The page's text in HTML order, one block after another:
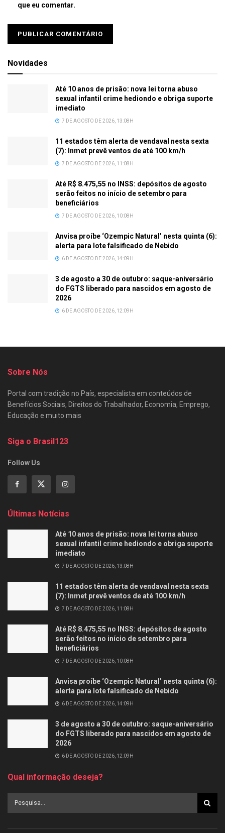
que eu comentar.
Novidades
Até 10 anos de prisão: nova lei torna abuso
sexual infantil crime hediondo e obriga suporte
imediato
7 DE AGOSTO DE 2026, 13:08H
11 estados têm alerta de vendaval nesta sexta
(7): Inmet prevê ventos de até 100 km/h
7 DE AGOSTO DE 2026, 11:08H
Até R$ 8.475,55 no INSS: depósitos de agosto
serão feitos no início de setembro para
beneficiários
7 DE AGOSTO DE 2026, 10:08H
Anvisa proíbe ‘Ozempic Natural’ nesta quinta (6):
alerta para lote falsificado de Nebido
6 DE AGOSTO DE 2026, 14:09H
3 de agosto a 30 de outubro: saque-aniversário
do FGTS liberado para nascidos em agosto de
2026
6 DE AGOSTO DE 2026, 12:09H
Sobre Nós
Portal com tradição no País, especialista em conteúdos de
Benefícios Sociais, Direitos do Trabalhador, Economia, Emprego,
Educação e muito mais
Siga o Brasil123
Follow Us
Últimas Notícias
Até 10 anos de prisão: nova lei torna abuso
sexual infantil crime hediondo e obriga suporte
imediato
7 DE AGOSTO DE 2026, 13:08H
11 estados têm alerta de vendaval nesta sexta
(7): Inmet prevê ventos de até 100 km/h
7 DE AGOSTO DE 2026, 11:08H
Até R$ 8.475,55 no INSS: depósitos de agosto
serão feitos no início de setembro para
beneficiários
7 DE AGOSTO DE 2026, 10:08H
Anvisa proíbe ‘Ozempic Natural’ nesta quinta (6):
alerta para lote falsificado de Nebido
6 DE AGOSTO DE 2026, 14:09H
3 de agosto a 30 de outubro: saque-aniversário
do FGTS liberado para nascidos em agosto de
2026
6 DE AGOSTO DE 2026, 12:09H
Qual informação deseja?